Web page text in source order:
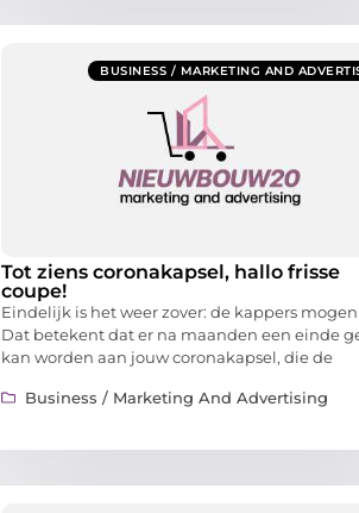
BUSINESS / MARKETING AND
Tot ziens coronakapsel, hallo frisse
coupe!
Eindelijk is het weer zover: de kappers
Dat betekent dat er na maanden een einde
kan worden aan jouw coronakapsel, die de
Business / Marketing And Advertising